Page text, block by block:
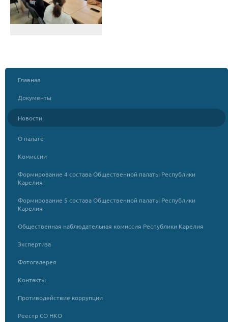
Главная
Документы
Новости
О палате
Комиссии
Формирование 4 состава Общественной палаты Республики
Карелия
Формирование 5 состава Общественной палаты Республики
Карелия
Общественная наблюдательная комиссия Республики Карелия
Экспертиза
Фотогалерея
Контакты
Противодействие коррупции
Реестр СО НКО